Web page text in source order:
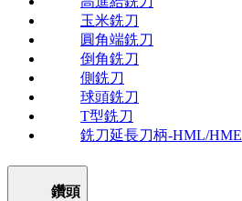
玉米銑刀
圓角端銑刀
倒角銑刀
側銑刀
球頭銑刀
T型銑刀
銑刀延長刀柄-HML/HME
鑽頭